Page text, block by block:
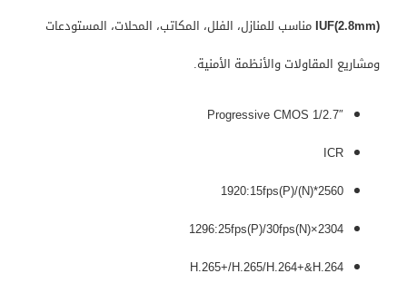
IUF(2.8mm)مناسب للمنازل، الفلل، المكاتب، المحلات، المستودعات
ومشاريع المقاولات والأنظمة الأمنية.
1/2.7″ Progressive CMOS
ICR
2560*1920:15fps(P)/(N)
2304×1296:25fps(P)/30fps(N)
H.265+/H.265/H.264+&H.264